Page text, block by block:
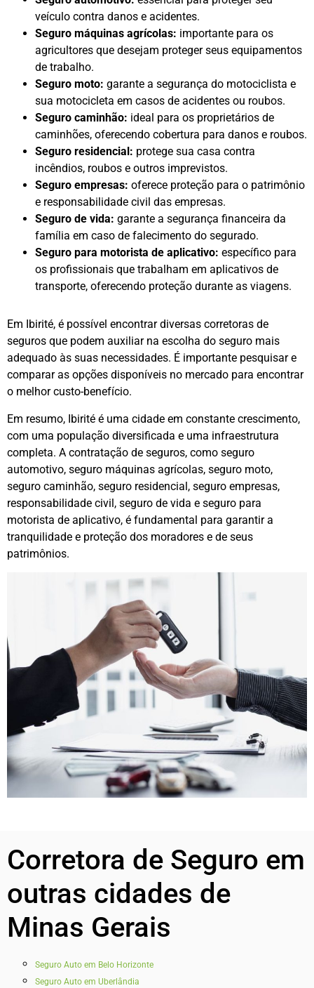
veículo contra danos e acidentes.
Seguro máquinas agrícolas: importante para os
agricultores que desejam proteger seus equipamentos
de trabalho.
Seguro moto: garante a segurança do motociclista e
sua motocicleta em casos de acidentes ou roubos.
Seguro caminhão: ideal para os proprietários de
caminhões, oferecendo cobertura para danos e roubos.
Seguro residencial: protege sua casa contra
incêndios, roubos e outros imprevistos.
Seguro empresas: oferece proteção para o patrimônio
e responsabilidade civil das empresas.
Seguro de vida: garante a segurança financeira da
família em caso de falecimento do segurado.
Seguro para motorista de aplicativo: específico para
os profissionais que trabalham em aplicativos de
transporte, oferecendo proteção durante as viagens.
Em Ibirité, é possível encontrar diversas corretoras de
seguros que podem auxiliar na escolha do seguro mais
adequado às suas necessidades. É importante pesquisar e
comparar as opções disponíveis no mercado para encontrar
o melhor custo-benefício.
Em resumo, Ibirité é uma cidade em constante crescimento,
com uma população diversificada e uma infraestrutura
completa. A contratação de seguros, como seguro
automotivo, seguro máquinas agrícolas, seguro moto,
seguro caminhão, seguro residencial, seguro empresas,
responsabilidade civil, seguro de vida e seguro para
motorista de aplicativo, é fundamental para garantir a
tranquilidade e proteção dos moradores e de seus
patrimônios.
Corretora de Seguro em
outras cidades de
Minas Gerais
Seguro Auto em Belo Horizonte
Seguro Auto em Uberlândia